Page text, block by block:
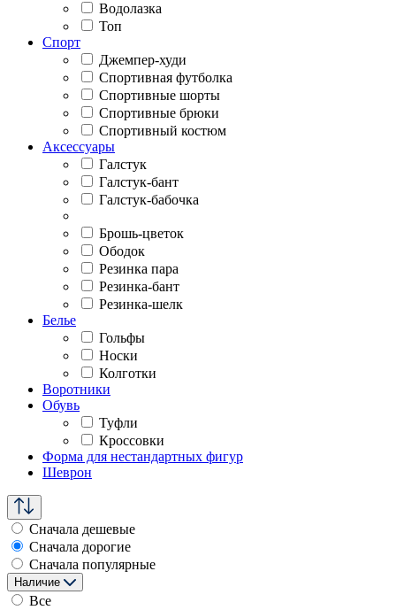
Водолазка
Топ
Спорт
Джемпер-худи
Спортивная футболка
Спортивные шорты
Спортивные брюки
Спортивный костюм
Аксессуары
Галстук
Галстук-бант
Галстук-бабочка
Брошь-цветок
Ободок
Резинка пара
Резинка-бант
Резинка-шелк
Белье
Гольфы
Носки
Колготки
Воротники
Обувь
Туфли
Кроссовки
Форма для нестандартных фигур
Шеврон
Сначала дешевые
Сначала дорогие
Сначала популярные
Наличие
Все